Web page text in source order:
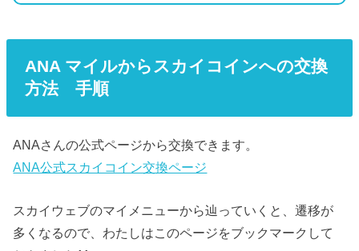
ANA マイルからスカイコインへの交換
方法 手順
ANAさんの公式ページから交換できます。
ANA公式スカイコイン交換ページ
スカイウェブのマイメニューから辿っていくと、遷移が
多くなるので、わたしはこのページをブックマークして